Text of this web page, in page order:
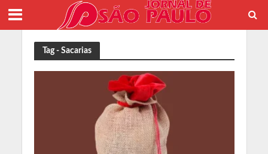
Tag - Sacarias